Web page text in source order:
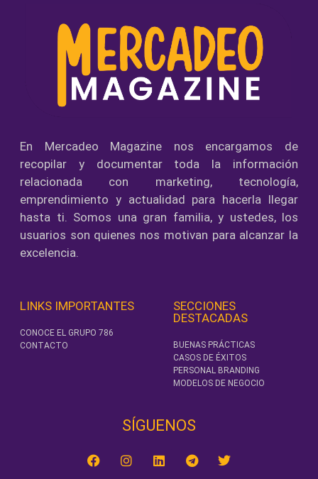
En Mercadeo Magazine nos encargamos de
recopilar y documentar toda la información
relacionada con marketing, tecnología,
emprendimiento y actualidad para hacerla llegar
hasta ti. Somos una gran familia, y ustedes, los
usuarios son quienes nos motivan para alcanzar la
excelencia.
LINKS IMPORTANTES
CONOCE EL GRUPO 786
CONTACTO
SECCIONES
DESTACADAS
BUENAS PRÁCTICAS
CASOS DE ÉXITOS
PERSONAL BRANDING
MODELOS DE NEGOCIO
SÍGUENOS‎